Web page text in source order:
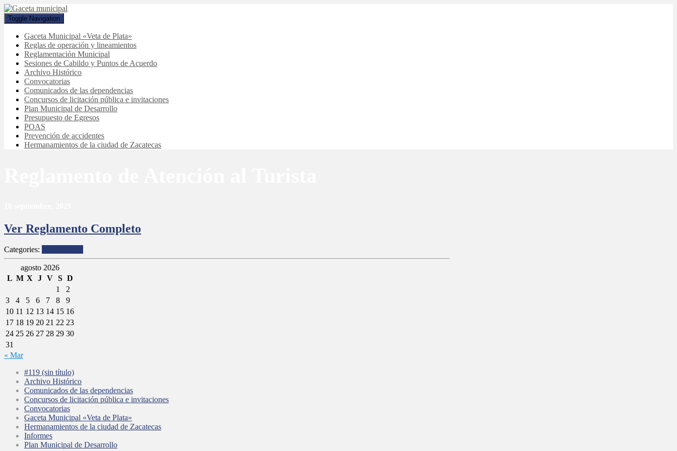
Toggle Navigation
Gaceta Municipal «Veta de Plata»
Reglas de operación y lineamientos
Reglamentación Municipal
Sesiones de Cabildo y Puntos de Acuerdo
Archivo Histórico
Convocatorias
Comunicados de las dependencias
Concursos de licitación pública e invitaciones
Plan Municipal de Desarrollo
Presupuesto de Egresos
POAS
Prevención de accidentes
Hermanamientos de la ciudad de Zacatecas
Ver Reglamento Completo
Categories:
agosto 2026
L M X J V S D
1
2
3
4 5 6 7 8
9
10 11 12 13 14 15 16
17 18 19 20 21 22 23
24 25 26 27 28 29 30
31
« Mar
#119 (sin título)
Archivo Histórico
Comunicados de las dependencias
Concursos de licitación pública e invitaciones
Convocatorias
Gaceta Municipal «Veta de Plata»
Hermanamientos de la ciudad de Zacatecas
Informes
Plan Municipal de Desarrollo